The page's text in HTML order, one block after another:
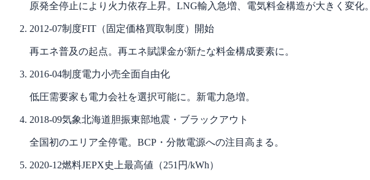
原発全停止により火力依存上昇。LNG輸入急増、電気料金構造が大きく変化。
2012-07制度FIT（固定価格買取制度）開始
再エネ普及の起点。再エネ賦課金が新たな料金構成要素に。
2016-04制度電力小売全面自由化
低圧需要家も電力会社を選択可能に。新電力急増。
2018-09気象北海道胆振東部地震・ブラックアウト
全国初のエリア全停電。BCP・分散電源への注目高まる。
2020-12燃料JEPX史上最高値（251円/kWh）